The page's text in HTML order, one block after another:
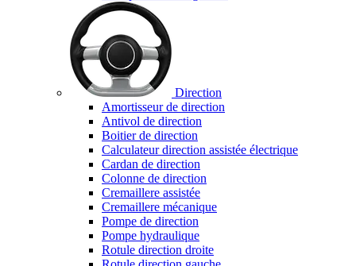
Direction
Amortisseur de direction
Antivol de direction
Boitier de direction
Calculateur direction assistée électrique
Cardan de direction
Colonne de direction
Cremaillere assistée
Cremaillere mécanique
Pompe de direction
Pompe hydraulique
Rotule direction droite